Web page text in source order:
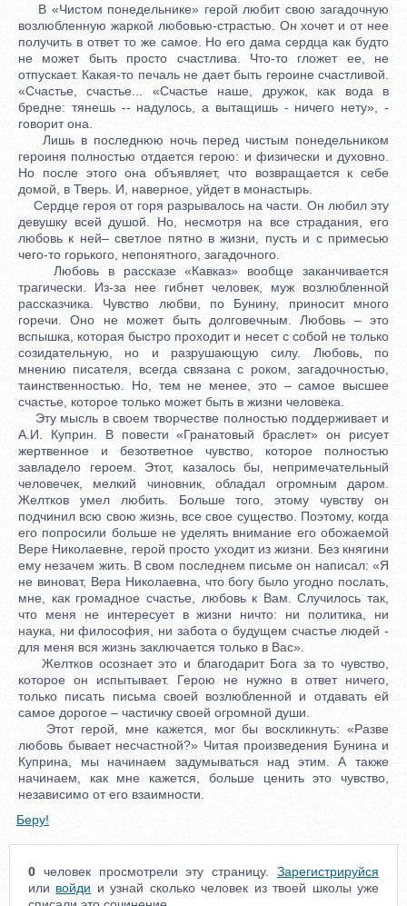
В «Чистом понедельнике» герой любит свою загадочную
возлюбленную жаркой любовью-страстью. Он хочет и от нее
получить в ответ то же самое. Но его дама сердца как будто
не может быть просто счастлива. Что-то гложет ее, не
отпускает. Какая-то печаль не дает быть героине счастливой.
«Счастье, счастье... «Счастье наше, дружок, как вода в
бредне: тянешь -- надулось, а вытащишь - ничего нету», -
говорит она.
Лишь в последнюю ночь перед чистым понедельником
героиня полностью отдается герою: и физически и духовно.
Но после этого она объявляет, что возвращается к себе
домой, в Тверь. И, наверное, уйдет в монастырь.
Сердце героя от горя разрывалось на части. Он любил эту
девушку всей душой. Но, несмотря на все страдания, его
любовь к ней– светлое пятно в жизни, пусть и с примесью
чего-то горького, непонятного, загадочного.
Любовь в рассказе «Кавказ» вообще заканчивается
трагически. Из-за нее гибнет человек, муж возлюбленной
рассказчика. Чувство любви, по Бунину, приносит много
горечи. Оно не может быть долговечным. Любовь – это
вспышка, которая быстро проходит и несет с собой не только
созидательную, но и разрушающую силу. Любовь, по
мнению писателя, всегда связана с роком, загадочностью,
таинственностью. Но, тем не менее, это – самое высшее
счастье, которое только может быть в жизни человека.
Эту мысль в своем творчестве полностью поддерживает и
А.И. Куприн. В повести «Гранатовый браслет» он рисует
жертвенное и безответное чувство, которое полностью
завладело героем. Этот, казалось бы, непримечательный
человечек, мелкий чиновник, обладал огромным даром.
Желтков умел любить. Больше того, этому чувству он
подчинил всю свою жизнь, все свое существо. Поэтому, когда
его попросили больше не уделять внимание его обожаемой
Вере Николаевне, герой просто уходит из жизни. Без княгини
ему незачем жить. В свом последнем письме он написал: «Я
не виноват, Вера Николаевна, что богу было угодно послать,
мне, как громадное счастье, любовь к Вам. Случилось так,
что меня не интересует в жизни ничто: ни политика, ни
наука, ни философия, ни забота о будущем счастье людей -
для меня вся жизнь заключается только в Вас».
Желтков осознает это и благодарит Бога за то чувство,
которое он испытывает. Герою не нужно в ответ ничего,
только писать письма своей возлюбленной и отдавать ей
самое дорогое – частичку своей огромной души.
Этот герой, мне кажется, мог бы воскликнуть: «Разве
любовь бывает несчастной?» Читая произведения Бунина и
Куприна, мы начинаем задумываться над этим. А также
начинаем, как мне кажется, больше ценить это чувство,
независимо от его взаимности.
Беру!
0 человек просмотрели эту страницу. Зарегистрируйся
или войди и узнай сколько человек из твоей школы уже